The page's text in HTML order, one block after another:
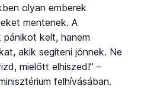
olyan emberek
mentenek. A
kelt, hanem
akik segíteni jönnek. Ne
mielőtt elhiszed!” –
felhívásában.